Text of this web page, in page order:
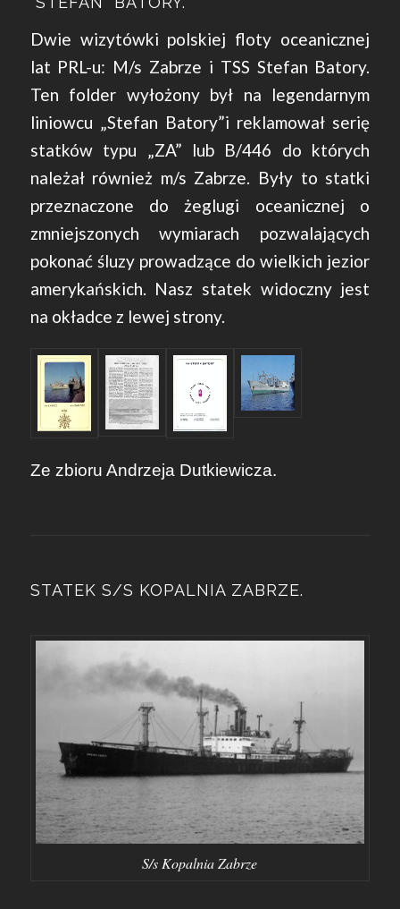
Dwie wizytówki polskiej floty oceanicznej
lat PRL-u: M/s Zabrze i TSS Stefan Batory.
Ten folder wyłożony był na legendarnym
liniowcu „Stefan Batory”i reklamował serię
statków typu „ZA” lub B/446 do których
należał również m/s Zabrze. Były to statki
przeznaczone do żeglugi oceanicznej o
zmniejszonych wymiarach pozwalających
pokonać śluzy prowadzące do wielkich jezior
amerykańskich. Nasz statek widoczny jest
na okładce z lewej strony.
Ze zbioru Andrzeja Dutkiewicza.
STATEK S/S KOPALNIA ZABRZE.
S/s Kopalnia Zabrze